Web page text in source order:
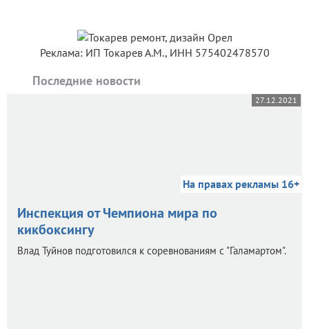
Реклама: ИП Токарев А.М., ИНН 575402478570
Последние новости
27.12.2021
На правах рекламы 16+
Инспекция от Чемпиона мира по
кикбоксингу
Влад Туйнов подготовился к соревнованиям с "Галамартом".